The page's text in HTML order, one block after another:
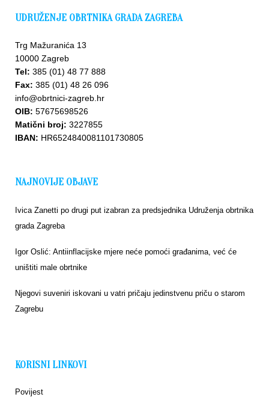
UDRUŽENJE OBRTNIKA GRADA ZAGREBA
Trg Mažuranića 13
10000 Zagreb
Tel: 385 (01) 48 77 888
Fax: 385 (01) 48 26 096
info@obrtnici-zagreb.hr
OIB: 57675698526
Matični broj: 3227855
IBAN: HR6524840081101730805
NAJNOVIJE OBJAVE
Ivica Zanetti po drugi put izabran za predsjednika Udruženja obrtnika
grada Zagreba
Igor Oslić: Antiinflacijske mjere neće pomoći građanima, već će
uništiti male obrtnike
Njegovi suveniri iskovani u vatri pričaju jedinstvenu priču o starom
Zagrebu
KORISNI LINKOVI
Povijest